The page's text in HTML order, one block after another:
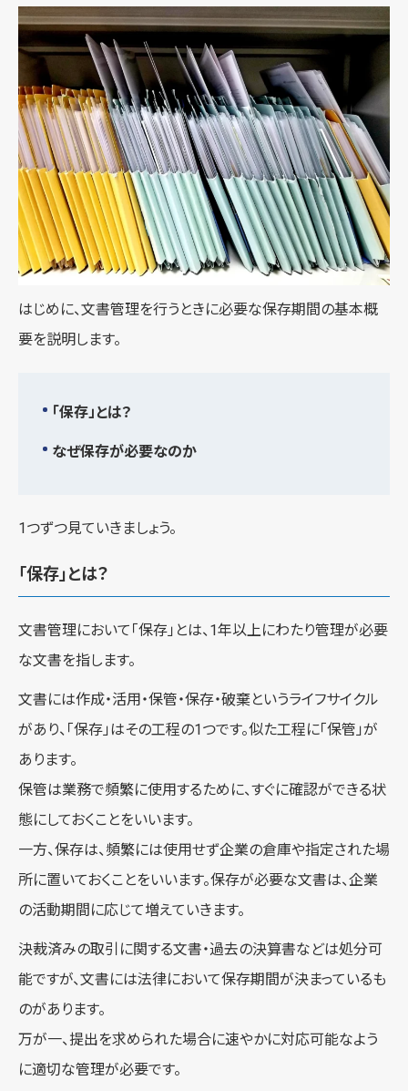
はじめに、文書管理を行うときに必要な保存期間の基本概
要を説明します。
「保存」とは？
なぜ保存が必要なのか
1つずつ見ていきましょう。
「保存」とは？
文書管理において「保存」とは、1年以上にわたり管理が必要
な文書を指します。
文書には作成・活用・保管・保存・破棄というライフサイクル
があり、「保存」はその工程の1つです。似た工程に「保管」が
あります。
保管は業務で頻繁に使用するために、すぐに確認ができる状
態にしておくことをいいます。
一方、保存は、頻繁には使用せず企業の倉庫や指定された場
所に置いておくことをいいます。保存が必要な文書は、企業
の活動期間に応じて増えていきます。
決裁済みの取引に関する文書・過去の決算書などは処分可
能ですが、文書には法律において保存期間が決まっているも
のがあります。
万が一、提出を求められた場合に速やかに対応可能なよう
に適切な管理が必要です。